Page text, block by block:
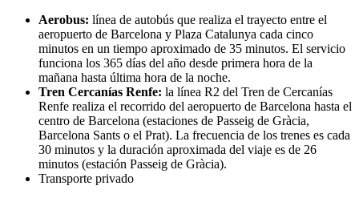
Aerobus: línea de autobús que realiza el trayecto entre el
aeropuerto de Barcelona y Plaza Catalunya cada cinco
minutos en un tiempo aproximado de 35 minutos. El servicio
funciona los 365 días del año desde primera hora de la
mañana hasta última hora de la noche.
Tren Cercanías Renfe: la línea R2 del Tren de Cercanías
Renfe realiza el recorrido del aeropuerto de Barcelona hasta el
centro de Barcelona (estaciones de Passeig de Gràcia,
Barcelona Sants o el Prat). La frecuencia de los trenes es cada
30 minutos y la duración aproximada del viaje es de 26
minutos (estación Passeig de Gràcia).
Transporte privado